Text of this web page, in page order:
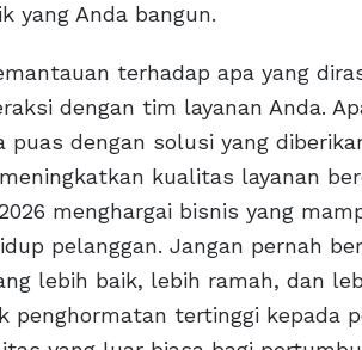
yang Anda bangun.
terhadap apa yang
dengan tim layanan Anda.
puas dengan solusi yang
kualitas layanan
menghargai bisnis yang
pelanggan. Jangan pernah
lebih baik, lebih ramah, dan
penghormatan tertinggi kepada